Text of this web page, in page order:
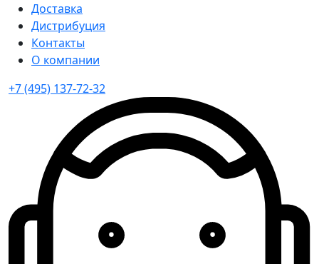
Доставка
Дистрибуция
Контакты
О компании
+7 (495) 137-72-32